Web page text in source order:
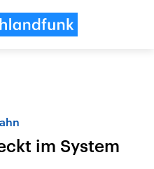
im System